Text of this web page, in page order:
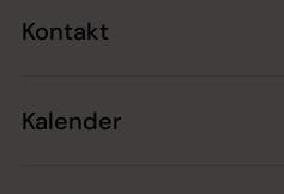
Kontakt
Kalender